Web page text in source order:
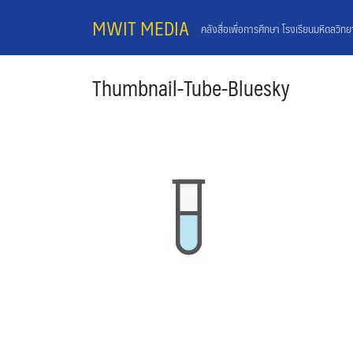
MWIT MEDIA คลังสื่อเพื่อการศึกษา โรงเรียนมหิดลวิ
Thumbnail-Tube-Bluesky